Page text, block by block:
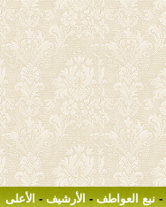
- نبع العواطف - الأرشيف - الأعلى